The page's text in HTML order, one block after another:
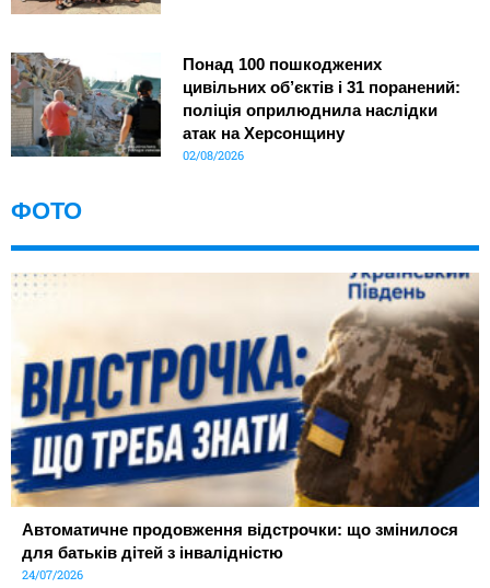
Понад 100 пошкоджених
цивільних об’єктів і 31 поранений:
поліція оприлюднила наслідки
атак на Херсонщину
02/08/2026
ФОТО
Автоматичне продовження відстрочки: що змінилося
для батьків дітей з інвалідністю
24/07/2026